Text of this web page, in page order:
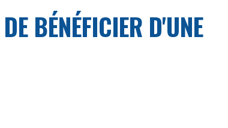
BÉNÉFICIER D'UNE